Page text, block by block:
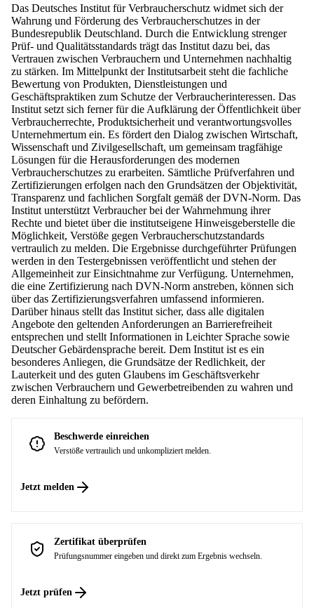
Das Deutsches Institut für Verbraucherschutz widmet sich der
Wahrung und Förderung des Verbraucherschutzes in der
Bundesrepublik Deutschland. Durch die Entwicklung strenger
Prüf- und Qualitätsstandards trägt das Institut dazu bei, das
Vertrauen zwischen Verbrauchern und Unternehmen nachhaltig
zu stärken. Im Mittelpunkt der Institutsarbeit steht die fachliche
Bewertung von Produkten, Dienstleistungen und
Geschäftspraktiken zum Schutze der Verbraucherinteressen. Das
Institut setzt sich ferner für die Aufklärung der Öffentlichkeit über
Verbraucherrechte, Produktsicherheit und verantwortungsvolles
Unternehmertum ein. Es fördert den Dialog zwischen Wirtschaft,
Wissenschaft und Zivilgesellschaft, um gemeinsam tragfähige
Lösungen für die Herausforderungen des modernen
Verbraucherschutzes zu erarbeiten. Sämtliche Prüfverfahren und
Zertifizierungen erfolgen nach den Grundsätzen der Objektivität,
Transparenz und fachlichen Sorgfalt gemäß der DVN-Norm. Das
Institut unterstützt Verbraucher bei der Wahrnehmung ihrer
Rechte und bietet über die institutseigene Hinweisgeberstelle die
Möglichkeit, Verstöße gegen Verbraucherschutzstandards
vertraulich zu melden. Die Ergebnisse durchgeführter Prüfungen
werden in den Testergebnissen veröffentlicht und stehen der
Allgemeinheit zur Einsichtnahme zur Verfügung. Unternehmen,
die eine Zertifizierung nach DVN-Norm anstreben, können sich
über das Zertifizierungsverfahren umfassend informieren.
Darüber hinaus stellt das Institut sicher, dass alle digitalen
Angebote den geltenden Anforderungen an Barrierefreiheit
entsprechen und stellt Informationen in Leichter Sprache sowie
Deutscher Gebärdensprache bereit. Dem Institut ist es ein
besonderes Anliegen, die Grundsätze der Redlichkeit, der
Lauterkeit und des guten Glaubens im Geschäftsverkehr
zwischen Verbrauchern und Gewerbetreibenden zu wahren und
deren Einhaltung zu befördern.
Beschwerde einreichen
Verstöße vertraulich und unkompliziert melden.
Jetzt melden
Zertifikat überprüfen
Prüfungsnummer eingeben und direkt zum Ergebnis wechseln.
Jetzt prüfen